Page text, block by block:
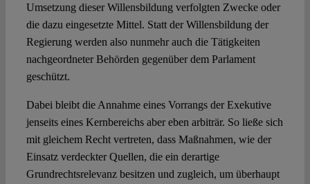
Umsetzung dieser Willensbildung verfolgten Zwecke oder
die dazu eingesetzte Mittel. Statt der Willensbildung der
Regierung werden also nunmehr auch die Tätigkeiten
nachgeordneter Behörden gegenüber dem Parlament
geschützt.
Dabei bleibt die Annahme eines Vorrangs der Exekutive
jenseits eines Kernbereichs aber eben arbiträr. So ließe sich
mit gleichem Recht vertreten, dass Maßnahmen, wie der
Einsatz verdeckter Quellen, die ein derartige
Grundrechtsrelevanz besitzen und zugleich, um überhaupt